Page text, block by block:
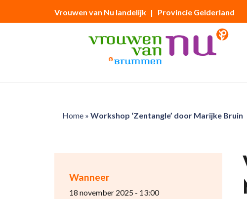
Vrouwen van Nu landelijk | Provincie Gelderland
Home» Workshop ‘Zentangle’ door Marijke Bruin
Wanneer
18 november 2025 - 13:00